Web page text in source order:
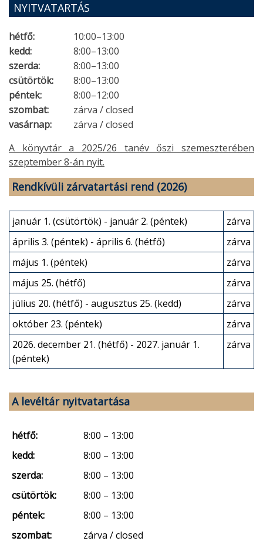
NYITVATARTÁS
hétfő:
10:00–13:00
kedd:
8:00–13:00
szerda:
8:00–13:00
csütörtök:
8:00–13:00
péntek:
8:00–12:00
szombat:
zárva / closed
vasárnap:
zárva / closed
A könyvtár a 2025/26 tanév őszi szemeszterében
szeptember 8-án nyit.
Rendkívüli zárvatartási rend (2026)
január 1. (csütörtök) - január 2. (péntek)
zárva
április 3. (péntek) - április 6. (hétfő)
zárva
május 1. (péntek)
zárva
május 25. (hétfő)
zárva
július 20. (hétfő) - augusztus 25. (kedd)
zárva
október 23. (péntek)
zárva
2026. december 21. (hétfő) - 2027. január 1.
(péntek)
zárva
A levéltár nyitvatartása
hétfő:
8:00 – 13:00
kedd:
8:00 – 13:00
szerda:
8:00 – 13:00
csütörtök:
8:00 – 13:00
péntek:
8:00 – 13:00
szombat:
zárva / closed